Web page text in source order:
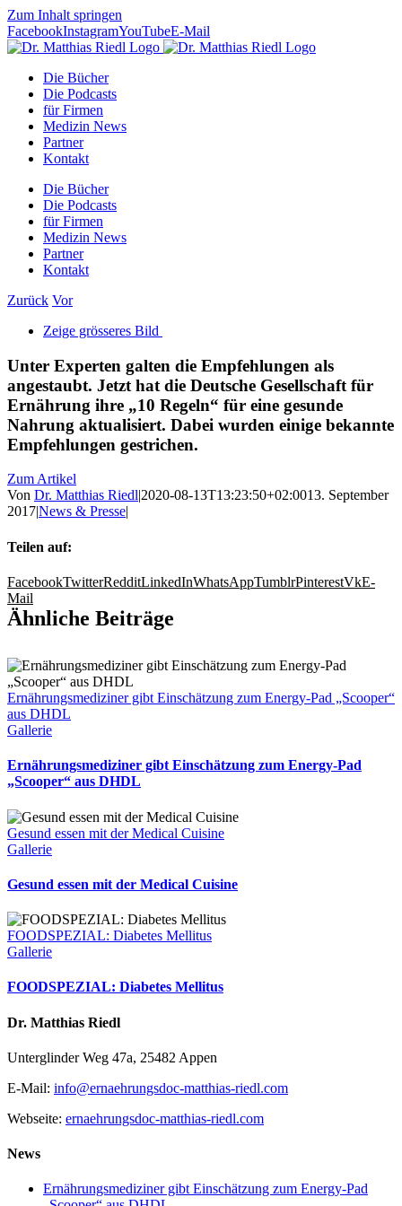
Zum Inhalt springen
FacebookInstagramYouTubeE-Mail
Die Bücher
Die Podcasts
für Firmen
Medizin News
Partner
Kontakt
Die Bücher
Die Podcasts
für Firmen
Medizin News
Partner
Kontakt
Zurück Vor
Zeige grösseres Bild
Unter Experten galten die Empfehlungen als
angestaubt. Jetzt hat die Deutsche Gesellschaft für
Ernährung ihre „10 Regeln“ für eine gesunde
Nahrung aktualisiert. Dabei wurden einige bekannte
Empfehlungen gestrichen.
Zum Artikel
Von Dr. Matthias Riedl|2020-08-13T13:23:50+02:0013. September
2017|News & Presse|
Teilen auf:
FacebookTwitterRedditLinkedInWhatsAppTumblrPinterestVkE-
Mail
Ähnliche Beiträge
Ernährungsmediziner gibt Einschätzung zum Energy-Pad „Scooper“
aus DHDL
Gallerie
Ernährungsmediziner gibt Einschätzung zum Energy-Pad
„Scooper“ aus DHDL
Gesund essen mit der Medical Cuisine
Gallerie
Gesund essen mit der Medical Cuisine
FOODSPEZIAL: Diabetes Mellitus
Gallerie
FOODSPEZIAL: Diabetes Mellitus
Dr. Matthias Riedl
Unterglinder Weg 47a, 25482 Appen
E-Mail: info@ernaehrungsdoc-matthias-riedl.com
Webseite: ernaehrungsdoc-matthias-riedl.com
News
Ernährungsmediziner gibt Einschätzung zum Energy-Pad